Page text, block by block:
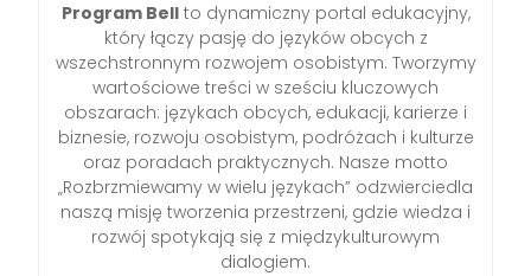
Program Bellto dynamiczny portal edukacyjny,
który łączy pasję do języków obcych z
wszechstronnym rozwojem osobistym. Tworzymy
wartościowe treści w sześciu kluczowych
obszarach: językach obcych, edukacji, karierze i
biznesie, rozwoju osobistym, podróżach i kulturze
oraz poradach praktycznych. Nasze motto
„Rozbrzmiewamy w wielu językach” odzwierciedla
naszą misję tworzenia przestrzeni, gdzie wiedza i
rozwój spotykają się z międzykulturowym
dialogiem.